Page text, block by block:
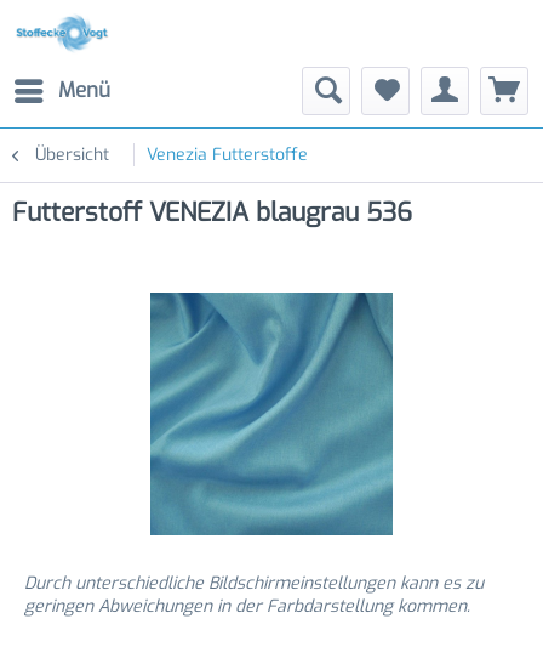
Menü
Übersicht Venezia Futterstoffe
Futterstoff VENEZIA blaugrau 536
Durch unterschiedliche Bildschirmeinstellungen kann es zu
geringen Abweichungen in der Farbdarstellung kommen.